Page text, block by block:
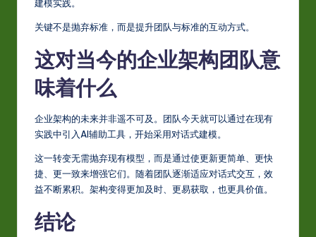
建模实践。
关键不是抛弃标准，而是提升团队与标准的互动方式。
这对当今的企业架构团队意
味着什么
企业架构的未来并非遥不可及。团队今天就可以通过在现有
实践中引入AI辅助工具，开始采用对话式建模。
这一转变无需抛弃现有模型，而是通过使更新更简单、更快
捷、更一致来增强它们。随着团队逐渐适应对话式交互，效
益不断累积。架构变得更加及时、更易获取，也更具价值。
结论